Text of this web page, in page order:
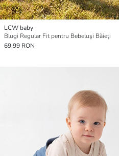
LCW baby
Blugi Regular Fit pentru Bebeluşi Băieţi
69,99 RON